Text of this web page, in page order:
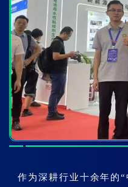
作为深耕行业十余年的